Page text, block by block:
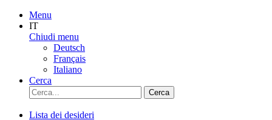
Menu
IT
Chiudi menu
Deutsch
Français
Italiano
Cerca
Cerca
Lista dei desideri